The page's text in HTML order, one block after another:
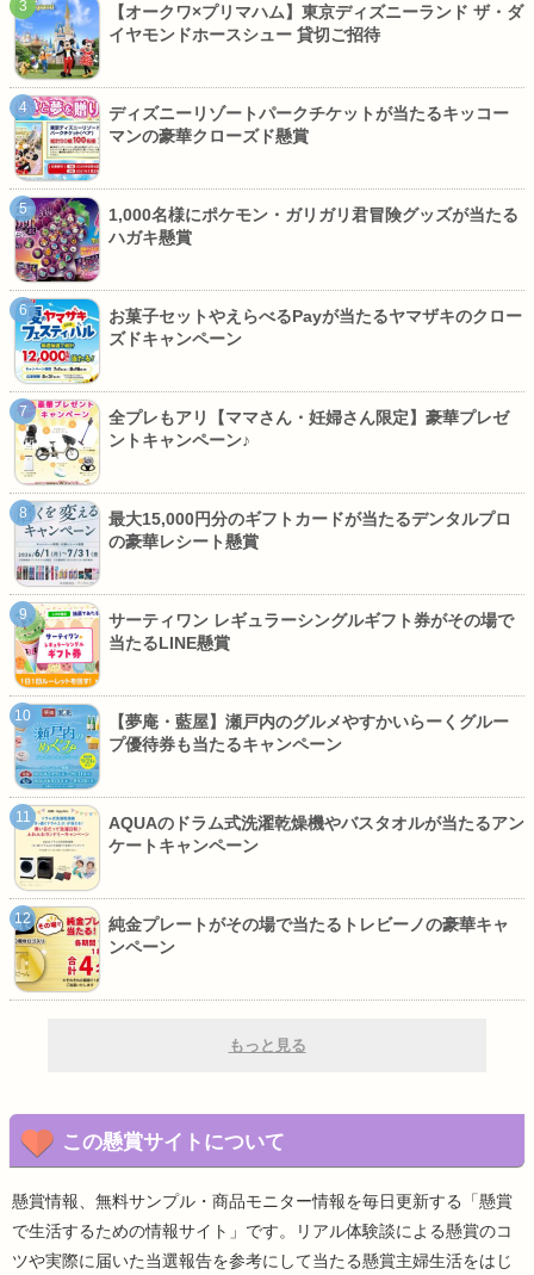
【オークワ×プリマハム】東京ディズニーランド ザ・ダ
イヤモンドホースシュー 貸切ご招待
ディズニーリゾートパークチケットが当たるキッコー
マンの豪華クローズド懸賞
1,000名様にポケモン・ガリガリ君冒険グッズが当たる
ハガキ懸賞
お菓子セットやえらべるPayが当たるヤマザキのクロー
ズドキャンペーン
全プレもアリ【ママさん・妊婦さん限定】豪華プレゼ
ントキャンペーン♪
最大15,000円分のギフトカードが当たるデンタルプロ
の豪華レシート懸賞
サーティワン レギュラーシングルギフト券がその場で
当たるLINE懸賞
【夢庵・藍屋】瀬戸内のグルメやすかいらーくグルー
プ優待券も当たるキャンペーン
AQUAのドラム式洗濯乾燥機やバスタオルが当たるアン
ケートキャンペーン
純金プレートがその場で当たるトレビーノの豪華キャ
ンペーン
もっと見る
この懸賞サイトについて
懸賞情報、無料サンプル・商品モニター情報を毎日更新する「懸賞
で生活するための情報サイト」です。リアル体験談による懸賞のコ
ツや実際に届いた当選報告を参考にして当たる懸賞主婦生活をはじ